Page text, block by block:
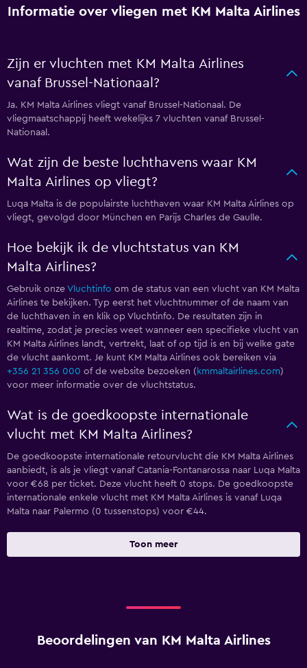
Informatie over vliegen met KM Malta Airlines
Zijn er vluchten met KM Malta Airlines
vanaf Brussel-Nationaal?
Ja. KM Malta Airlines vliegt vanaf Brussel-Nationaal. De
vliegmaatschappij heeft wekelijks 7 vluchten vanaf Brussel-
Nationaal.
Wat zijn de beste luchthavens waar KM
Malta Airlines op vliegt?
Luqa Malta is de populairste luchthaven waar KM Malta Airlines op
vliegt, gevolgd door München en Parijs Charles de Gaulle.
Hoe bekijk ik de vluchtstatus van KM
Malta Airlines?
Gebruik onze Vluchtinfo om de status van een vlucht van KM Malta
Airlines te bekijken. Typ eerst het vluchtnummer of de naam van
de luchthaven in en klik op Vluchtinfo. De resultaten zijn in
realtime, zodat je precies weet wanneer een specifieke vlucht van
KM Malta Airlines landt, vertrekt, laat of op tijd is en bij welke gate
de vlucht aankomt. Je kunt KM Malta Airlines ook bereiken via
+356 21 356 000 of de website bezoeken ( kmmaltairlines.com)
voor meer informatie over de vluchtstatus.
Wat is de goedkoopste internationale
vlucht met KM Malta Airlines?
De goedkoopste internationale retourvlucht die KM Malta Airlines
aanbiedt, is als je vliegt vanaf Catania-Fontanarossa naar Luqa Malta
voor €68 per ticket. Deze vlucht heeft 0 stops. De goedkoopste
internationale enkele vlucht met KM Malta Airlines is vanaf Luqa
Malta naar Palermo (0 tussenstops) voor €44.
Toon meer
Beoordelingen van KM Malta Airlines